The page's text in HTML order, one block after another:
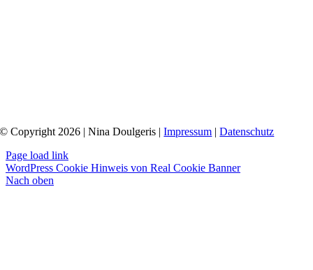
© Copyright 2026 | Nina Doulgeris |Impressum |Datenschutz
Page load link
WordPress Cookie Hinweis von Real Cookie Banner
Nach oben